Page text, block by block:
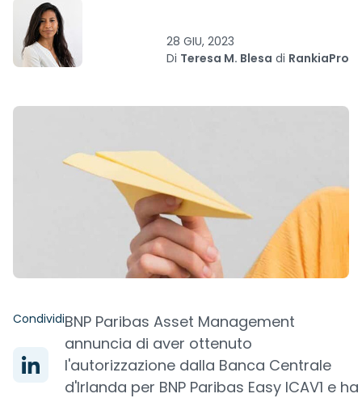
28 GIU, 2023
Di Teresa M. Blesa di RankiaPro
CondividiBNP Paribas Asset Management
annuncia di aver ottenuto
l'autorizzazione dalla Banca Centrale
d'Irlanda per BNP Paribas Easy ICAV1 e ha